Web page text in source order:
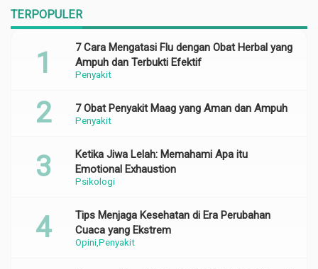
TERPOPULER
Penyakit
7 Cara Mengatasi Flu dengan Obat Herbal yang
Ampuh dan Terbukti Efektif
Penyakit
7 Obat Penyakit Maag yang Aman dan Ampuh
Psikologi
Ketika Jiwa Lelah: Memahami Apa itu
Emotional Exhaustion
OpiniPenyakit
Tips Menjaga Kesehatan di Era Perubahan
Cuaca yang Ekstrem